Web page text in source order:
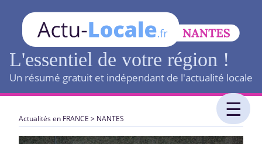
L'essentiel de votre région !
Un résumé gratuit et indépendant de l'actualité locale
Actualités en FRANCE > NANTES